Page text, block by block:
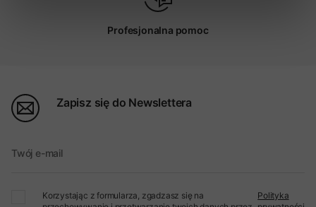
Profesjonalna pomoc
Zapisz się do Newslettera
Twój e-mail
Korzystając z formularza, zgadzasz się na
Polityka